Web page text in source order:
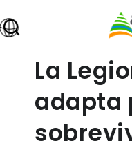
SANIDAD AMBIENTAL
PREMIOS
FORMACIÓN
La
adapta